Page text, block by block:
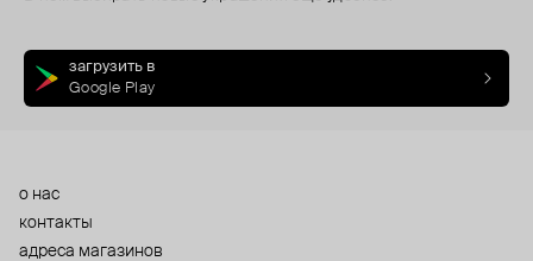
загрузить в
Google Play
о нас
контакты
адреса магазинов